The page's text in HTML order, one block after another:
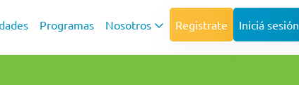
Programas Nosotros Registrate Iniciá sesión